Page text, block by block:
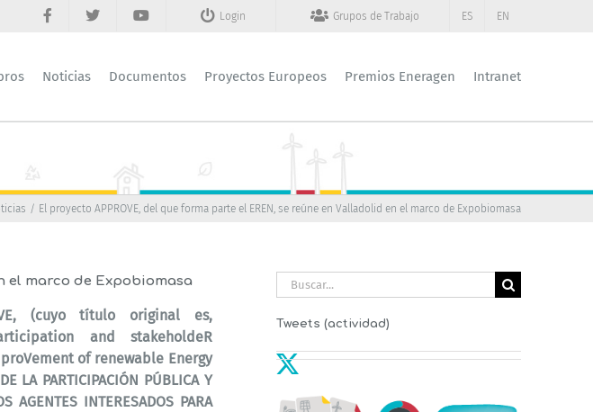
Login Grupos de Trabajo ES EN
Noticias Documentos Proyectos Europeos Premios Eneragen Intranet
El proyecto APPROVE, del que forma parte el EREN, se reúne en Valladolid en el marco de Expobiomasa
el marco de Expobiomasa
(cuyo título original es,
and stakeholdeR
of renewable Energy
LA PARTICIPACIÓN PÚBLICA Y
AGENTES INTERESADOS PARA
Buscar:
Tweets (actividad)